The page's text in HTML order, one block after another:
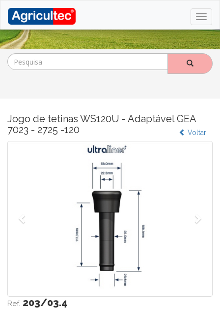
Jogo de tetinas WS120U - Adaptável GEA
7023 - 2725 -120
Voltar
Ref. 203/03.4